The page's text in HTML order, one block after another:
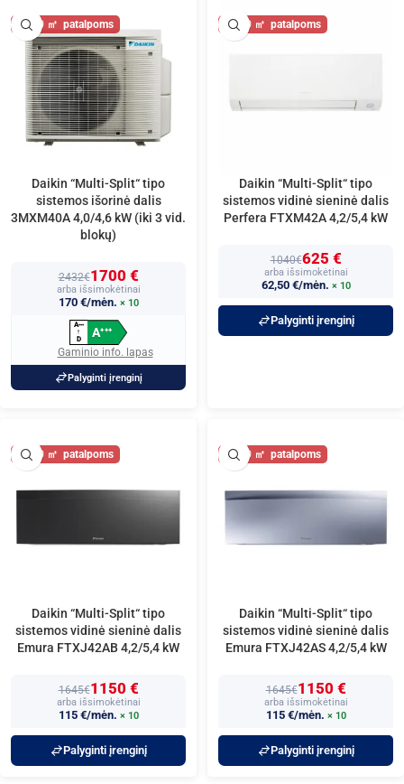
50
Daikin “Multi-Split“ tipo
sistemos išorinė dalis
3MXM40A 4,0/4,6 kW (iki 3 vid.
blokų)
2432€1700 €
arba išsimokėtinai
170 €/mėn. × 10
A+++
↑
D
A+++
Gaminio info. lapas
Palyginti įrenginį
50
Daikin “Multi-Split“ tipo
sistemos vidinė sieninė dalis
Perfera FTXM42A 4,2/5,4 kW
1040€625 €
arba išsimokėtinai
62,50 €/mėn. × 10
Palyginti įrenginį
50
Daikin “Multi-Split“ tipo
sistemos vidinė sieninė dalis
Emura FTXJ42AB 4,2/5,4 kW
1645€1150 €
arba išsimokėtinai
115 €/mėn. × 10
Palyginti įrenginį
50
Daikin “Multi-Split“ tipo
sistemos vidinė sieninė dalis
Emura FTXJ42AS 4,2/5,4 kW
1645€1150 €
arba išsimokėtinai
115 €/mėn. × 10
Palyginti įrenginį